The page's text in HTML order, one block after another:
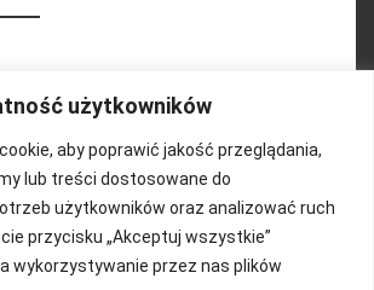
użytkowników
aby poprawić jakość przeglądania,
lub treści dostosowane do
użytkowników oraz analizować ruch
przycisku „Akceptuj wszystkie”
wykorzystywanie przez nas plików
25.09.2024r (cz.2)